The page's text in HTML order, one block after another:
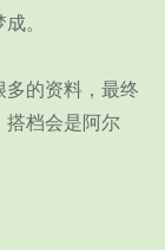
。
的资料，最终
搭档会是阿尔